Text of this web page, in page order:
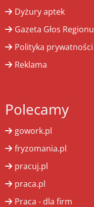
Dyżury aptek
Gazeta Głos Regionu
Polityka prywatności
Reklama
Polecamy
gowork.pl
fryzomania.pl
pracuj.pl
praca.pl
Praca - dla firm